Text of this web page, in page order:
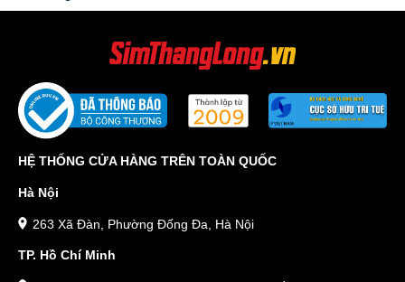
HỆ THỐNG CỬA HÀNG TRÊN TOÀN QUỐC
Hà Nội
263 Xã Đàn, Phường Đống Đa, Hà Nội
TP. Hồ Chí Minh